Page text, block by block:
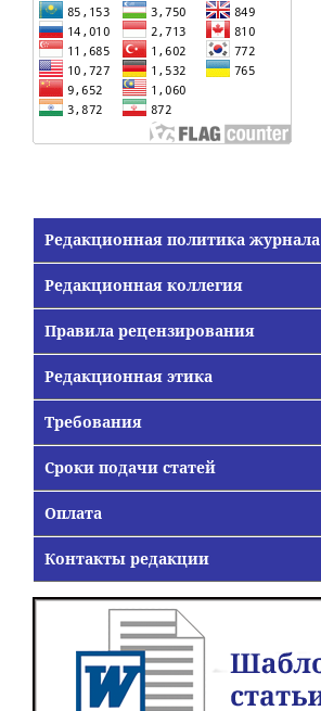
Редакционная политика журнала
Редакционная коллегия
Правила рецензирования
Редакционная этика
Требования
Сроки подачи статей
Оплата
Контакты редакции